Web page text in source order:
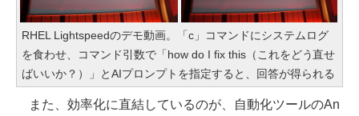
RHEL Lightspeedのデモ動画。「c」コマンドにシステムログ
を食わせ、コマンド引数で「how do I fix this（これをどう直せ
ばいいか？）」とAIプロンプトを指定すると、回答が得られる
また、効率化に直結しているのが、自動化ツールのAn